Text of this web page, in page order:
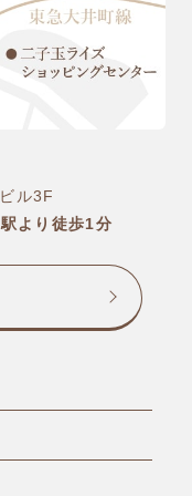
ル3F
より徒歩1分